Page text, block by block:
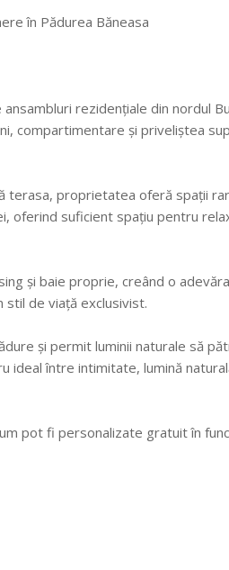
în Pădurea Băneasa
rezidențiale din nordul
compartimentare și priveliștea
terasa, proprietatea oferă spații
oferind suficient spațiu pentru
și baie proprie, creând o
stil de viață exclusivist.
și permit luminii naturale să
între intimitate, lumină
pot fi personalizate gratuit în